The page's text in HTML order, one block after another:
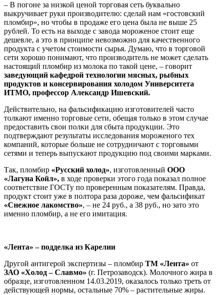
– В погоне за низкой ценой торговая сеть буквально
выкручивает руки производителю: сделай нам «гостовский
пломбир», но чтобы в продаже его цена была не выше 25
рублей. То есть на выходе с завода мороженое стоит еще
дешевле, а это в принципе невозможно для качественного
продукта с учетом стоимости сырья. Думаю, что в торговой
сети хорошо понимают, что производитель не может сделать
настоящий пломбир из молока по такой цене, – говорит
заведующий кафедрой технологии мясных, рыбных
продуктов и консервирования холодом Университета
ИТМО, профессор Александр Ишевский.
Действительно, на фальсификацию изготовителей часто
толкают именно торговые сети, обещая только в этом случае
предоставить свои полки для сбыта продукции. Это
подтверждают результаты исследования мороженого тех
компаний, которые больше не сотрудничают с торговыми
сетями и теперь выпускают продукцию под своими марками.
Так, пломбир «Русский холод», изготовленный ООО
«Лагуна Койл», в ходе проверки этого года показал полное
соответствие ГОСТу по проверенным показателям. Правда,
продукт стоит уже в полтора раза дороже, чем фальсификат
«Снежное лакомство», – не 24 руб., а 38 руб., но зато это
именно пломбир, а не его имитация.
«Лента» – подделка из Карелии
Другой антигерой экспертизы – пломбир ТМ «Лента» от
ЗАО «Холод – Славмо» (г. Петрозаводск). Молочного жира в
образце, изготовленном 14.03.2019, оказалось только треть от
действующей нормы, остальные 70% – растительные жиры.